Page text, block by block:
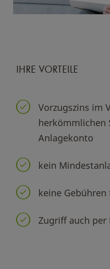
IHRE VORTEILE
Vorzugszins im
herkömmlichen
Anlagekonto
kein
keine
Zugriff auch per